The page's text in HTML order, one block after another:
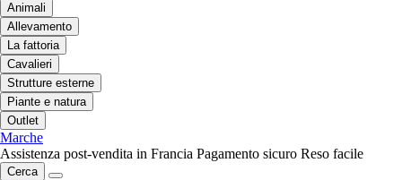
Animali
Allevamento
La fattoria
Cavalieri
Strutture esterne
Piante e natura
Outlet
Marche
Assistenza post-vendita in Francia Pagamento sicuro Reso facile
Cerca